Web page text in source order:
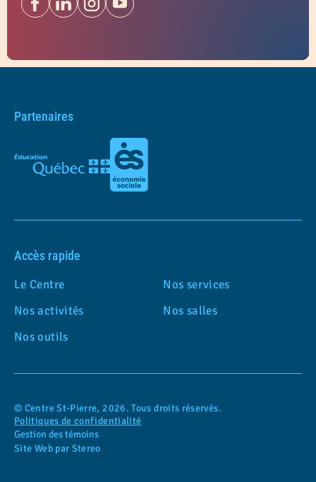
Partenaires
Accès rapide
Le Centre
Nos services
Nos activités
Nos salles
Nos outils
© Centre St-Pierre, 2026. Tous droits réservés.
Politiques de confidentialité
Gestion des témoins
Site Web par Stereo